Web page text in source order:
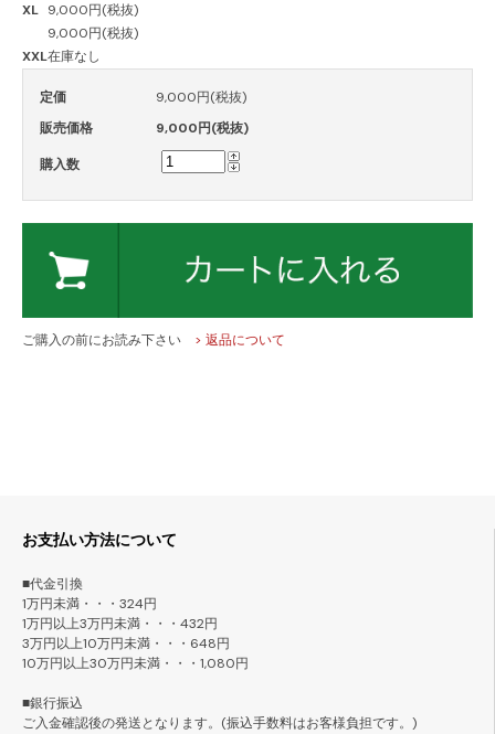
XL 9,000円(税抜)
XXL
9,000円(税抜)
在庫なし
定価
9,000円(税抜)
販売価格
9,000円(税抜)
購入数
ご購入の前にお読み下さい > 返品について
お支払い方法について
■代金引換
1万円未満・・・324円
1万円以上3万円未満・・・432円
3万円以上10万円未満・・・648円
10万円以上30万円未満・・・1,080円
■銀行振込
ご入金確認後の発送となります。(振込手数料はお客様負担です。)